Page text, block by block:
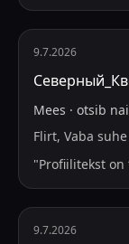
9.7.2026
Mees · otsib
Flirt, Vaba suhe
"Profiilitekst on
9.7.2026